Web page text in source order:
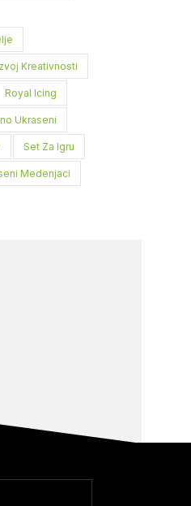
Kreativnosti
Royal Icing
Ukraseni
Set Za Igru
Medenjaci